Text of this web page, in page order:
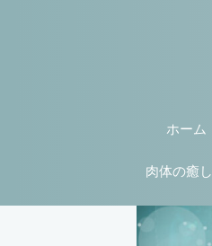
ホーム
肉体の癒し